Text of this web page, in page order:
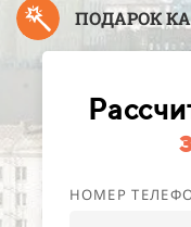
ПОДАРОК
НОМЕР